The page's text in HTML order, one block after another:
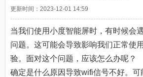
更新时间：2023-12-01 14:59
当我们使用小度智能屏时，有时候会
问题。这可能会导致影响我们正常使
验。面对这个问题，应该怎么办呢？
确定是什么原因导致wifi信号不好。可